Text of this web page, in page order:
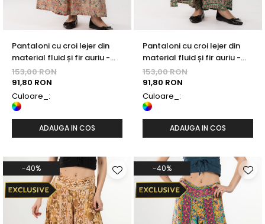
Pantaloni cu croi lejer din
material fluid și fir auriu -
Model 39
153,00 RON
91,80 RON
Culoare_:
ADAUGA IN COS
Pantaloni cu croi lejer din
material fluid și fir auriu -
Model 37
153,00 RON
91,80 RON
Culoare_:
ADAUGA IN COS
-40% -40%